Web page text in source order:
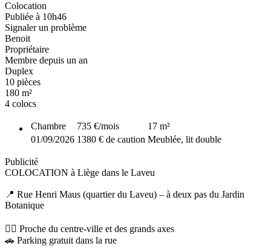
Colocation
Publiée à 10h46
Signaler un problème
Benoit
Propriétaire
Membre depuis un an
Duplex
10 pièces
180 m²
4 colocs
Chambre 735 €/mois 17 m²
01/09/2026 1380 € de caution Meublée, lit double
Publicité
COLOCATION à Liège dans le Laveu
📍 Rue Henri Maus (quartier du Laveu) – à deux pas du Jardin
Botanique
🚶‍♂️ Proche du centre-ville et des grands axes
🚗 Parking gratuit dans la rue